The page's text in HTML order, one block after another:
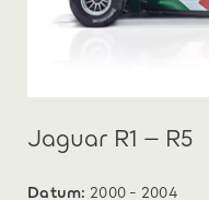
Jaguar R1 – R5
Datum: 2000 - 2004